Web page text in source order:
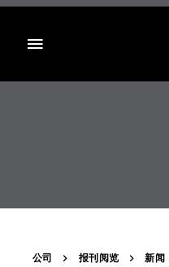
公司 报刊阅览 新闻